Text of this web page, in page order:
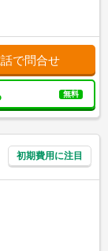
で問合せ
無料
初期費用に注目